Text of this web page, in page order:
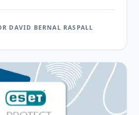
DAVID BERNAL RASPALL